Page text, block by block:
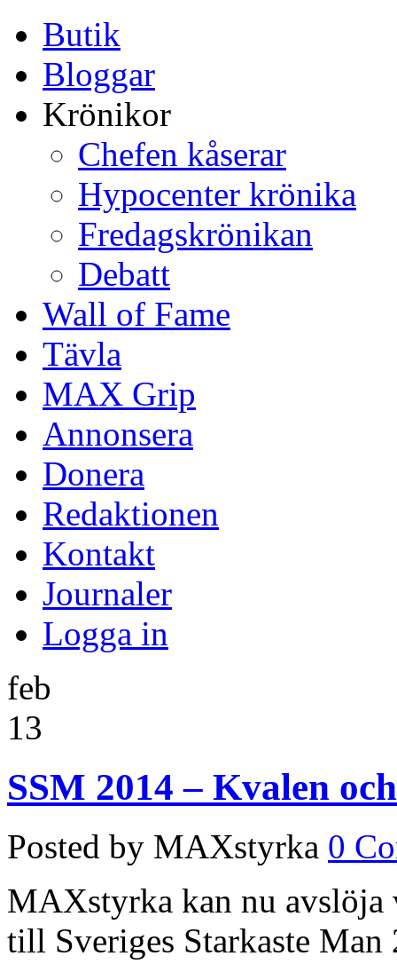
Butik
Bloggar
Krönikor
Chefen kåserar
Hypocenter krönika
Fredagskrönikan
Debatt
Wall of Fame
Tävla
MAX Grip
Annonsera
Donera
Redaktionen
Kontakt
Journaler
Logga in
feb
13
SSM 2014 – Kvalen
Posted by MAXstyrka 0
MAXstyrka kan nu avslöja
till Sveriges Starkaste